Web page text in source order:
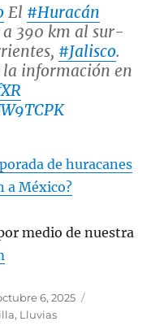
El #Huracán
390 km al sur-
#Jalisco.
la información en
de huracanes
a México?
medio de nuestra
6, 2025
, Lluvias